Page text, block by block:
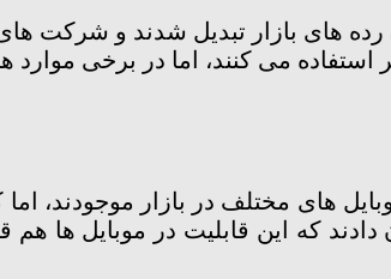
های بازار تبدیل شدند و شرکت
می کنند، اما در برخی
های مختلف در بازار موجودند،